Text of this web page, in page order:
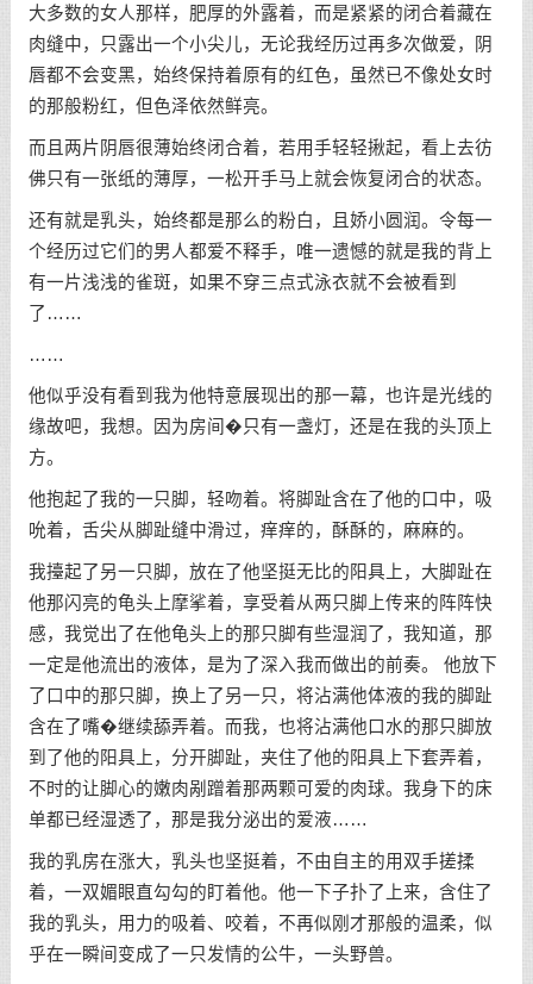
大多数的女人那样，肥厚的外露着，而是紧紧的闭合着藏在
肉缝中，只露出一个小尖儿，无论我经历过再多次做爱，阴
唇都不会变黑，始终保持着原有的红色，虽然已不像处女时
的那般粉红，但色泽依然鲜亮。
而且两片阴唇很薄始终闭合着，若用手轻轻揪起，看上去彷
佛只有一张纸的薄厚，一松开手马上就会恢复闭合的状态。
还有就是乳头，始终都是那么的粉白，且娇小圆润。令每一
个经历过它们的男人都爱不释手，唯一遗憾的就是我的背上
有一片浅浅的雀斑，如果不穿三点式泳衣就不会被看到
了……
……
他似乎没有看到我为他特意展现出的那一幕，也许是光线的
缘故吧，我想。因为房间�只有一盏灯，还是在我的头顶上
方。
他抱起了我的一只脚，轻吻着。将脚趾含在了他的口中，吸
吮着，舌尖从脚趾缝中滑过，痒痒的，酥酥的，麻麻的。
我擡起了另一只脚，放在了他坚挺无比的阳具上，大脚趾在
他那闪亮的龟头上摩挲着，享受着从两只脚上传来的阵阵快
感，我觉出了在他龟头上的那只脚有些湿润了，我知道，那
一定是他流出的液体，是为了深入我而做出的前奏。 他放下
了口中的那只脚，换上了另一只，将沾满他体液的我的脚趾
含在了嘴�继续舔弄着。而我，也将沾满他口水的那只脚放
到了他的阳具上，分开脚趾，夹住了他的阳具上下套弄着，
不时的让脚心的嫩肉剐蹭着那两颗可爱的肉球。我身下的床
单都已经湿透了，那是我分泌出的爱液……
我的乳房在涨大，乳头也坚挺着，不由自主的用双手搓揉
着，一双媚眼直勾勾的盯着他。他一下子扑了上来，含住了
我的乳头，用力的吸着、咬着，不再似刚才那般的温柔，似
乎在一瞬间变成了一只发情的公牛，一头野兽。